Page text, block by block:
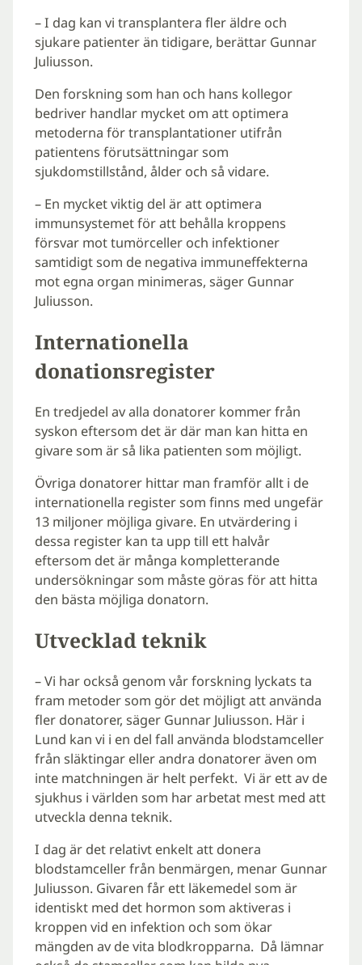
– I dag kan vi transplantera fler äldre och
sjukare patienter än tidigare, berättar Gunnar
Juliusson.
Den forskning som han och hans kollegor
bedriver handlar mycket om att optimera
metoderna för transplantationer utifrån
patientens förutsättningar som
sjukdomstillstånd, ålder och så vidare.
– En mycket viktig del är att optimera
immunsystemet för att behålla kroppens
försvar mot tumörceller och infektioner
samtidigt som de negativa immuneffekterna
mot egna organ minimeras, säger Gunnar
Juliusson.
Internationella
donationsregister
En tredjedel av alla donatorer kommer från
syskon eftersom det är där man kan hitta en
givare som är så lika patienten som möjligt.
Övriga donatorer hittar man framför allt i de
internationella register som finns med ungefär
13 miljoner möjliga givare. En utvärdering i
dessa register kan ta upp till ett halvår
eftersom det är många kompletterande
undersökningar som måste göras för att hitta
den bästa möjliga donatorn.
Utvecklad teknik
– Vi har också genom vår forskning lyckats ta
fram metoder som gör det möjligt att använda
fler donatorer, säger Gunnar Juliusson. Här i
Lund kan vi i en del fall använda blodstamceller
från släktingar eller andra donatorer även om
inte matchningen är helt perfekt. Vi är ett av de
sjukhus i världen som har arbetat mest med att
utveckla denna teknik.
I dag är det relativt enkelt att donera
blodstamceller från benmärgen, menar Gunnar
Juliusson. Givaren får ett läkemedel som är
identiskt med det hormon som aktiveras i
kroppen vid en infektion och som ökar
mängden av de vita blodkropparna. Då lämnar